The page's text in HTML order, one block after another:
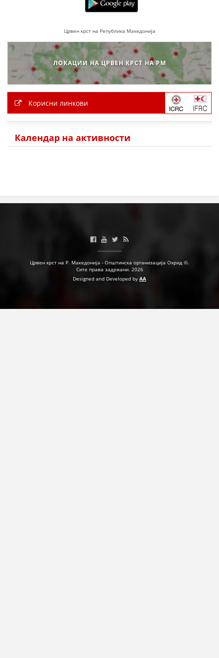
ФОРМУЛАРИ ЗА БАРАЊА
ЗДРАВСТВЕНО ПРЕВЕНТИВНА ДЕЈНОСТ
ПРВА ПОМОШ
СТРАТЕГИИ
Црвен крст на Република Македонија
ЛОКАЦИИ НА ЦРВЕН КРСТ НА РМ
Корисни линкови
Календар на активности
Црвен крст на Р. Македонија - Општинска организација Охрид ©.
Сите права задржани. 2026
Designed and Developed by AA